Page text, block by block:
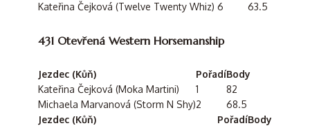
Kateřina Čejková (Twelve Twenty Whiz) 6 63.5
431 Otevřená Western Horsemanship
Jezdec (Kůň) PořadíBody
Kateřina Čejková (Moka Martini)
1
82
Michaela Marvanová (Storm N Shy)2
68.5
Jezdec (Kůň)
PořadíBody